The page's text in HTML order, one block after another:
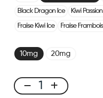
Black Dragon Ice Kiwi
Fraise Kiwi Ice Fraise
10mg 20mg
X-